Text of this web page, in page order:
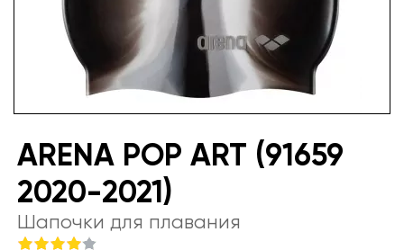
ARENA POP ART (91659
2020-2021)
Шапочки для плавания